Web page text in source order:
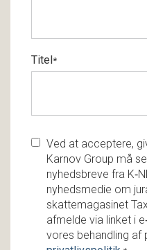
Titel*
Ved at acceptere,
Karnov Group må
nyhedsbreve fra
nyhedsmedie om
skattemagasinet
afmelde via linket i
vores behandling af